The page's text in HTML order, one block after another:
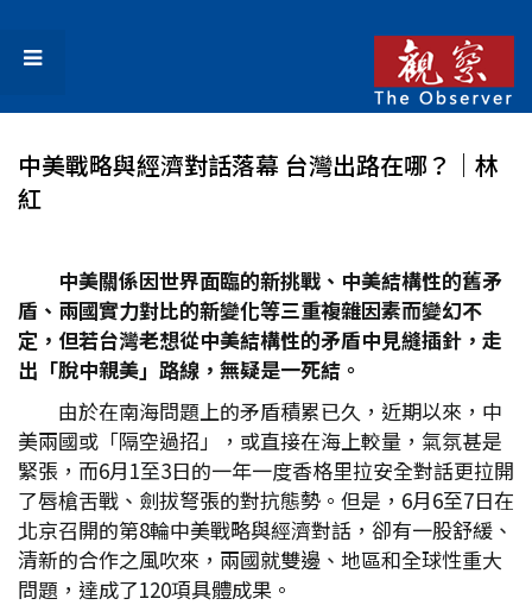
中美戰略與經濟對話落幕 台灣出路在哪？｜林
紅
中美關係因世界面臨的新挑戰、中美結構性的舊矛
盾、兩國實力對比的新變化等三重複雜因素而變幻不
定，但若台灣老想從中美結構性的矛盾中見縫插針，走
出「脫中親美」路線，無疑是一死結。
由於在南海問題上的矛盾積累已久，近期以來，中
美兩國或「隔空過招」，或直接在海上較量，氣氛甚是
緊張，而6月1至3日的一年一度香格里拉安全對話更拉開
了唇槍舌戰、劍拔弩張的對抗態勢。但是，6月6至7日在
北京召開的第8輪中美戰略與經濟對話，卻有一股舒緩、
清新的合作之風吹來，兩國就雙邊、地區和全球性重大
問題，達成了120項具體成果。